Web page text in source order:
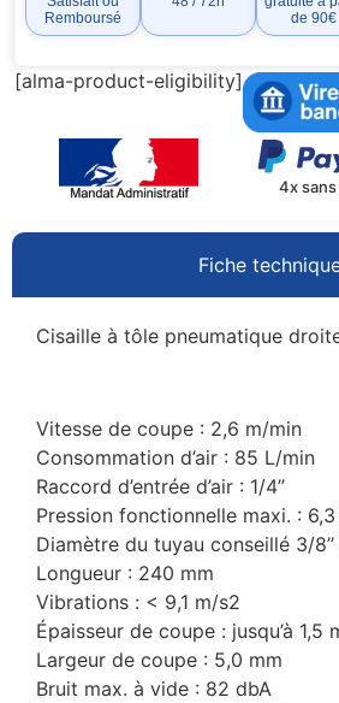
Remboursé
de 90€
[alma-product-eligibility]
4x
Fiche
Cisaille à tôle pneumatique
Vitesse de coupe : 2,6 m/min
Consommation d’air : 85 L/min
Raccord d’entrée d’air : 1/4’’
Pression fonctionnelle maxi. :
Diamètre du tuyau conseillé 3/
Longueur : 240 mm
Vibrations : < 9,1 m/s2
Épaisseur de coupe : jusqu’à 1,5
Largeur de coupe : 5,0 mm
Bruit max. à vide : 82 dbA